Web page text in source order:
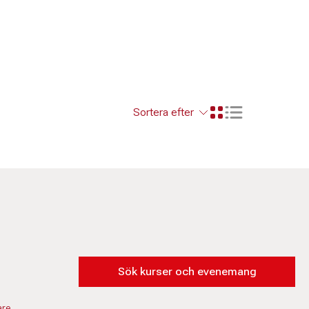
Visa resultaten i ett
Visa resultaten
Sök kurser och evenemang